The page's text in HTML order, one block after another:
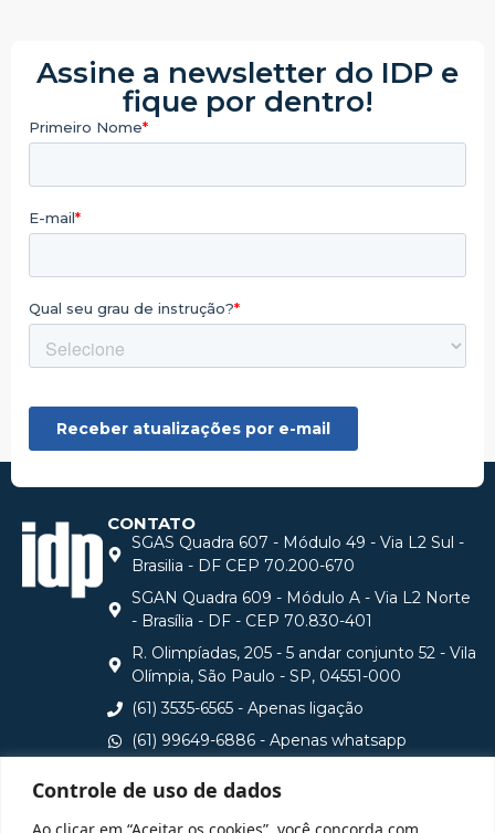
Controle de uso de dados
Ao clicar em “Aceitar os cookies”, você concorda com
Assine a newsletter do IDP e
fique por dentro!
CONTATO
SGAS Quadra 607 - Módulo 49 - Via L2 Sul -
Brasilia - DF CEP 70.200-670
SGAN Quadra 609 - Módulo A - Via L2 Norte
- Brasília - DF - CEP 70.830-401
R. Olimpíadas, 205 - 5 andar conjunto 52 - Vila
Olímpia, São Paulo - SP, 04551-000
(61) 3535-6565 - Apenas ligação
(61) 99649-6886 - Apenas whatsapp
Consulte aqui o cadastro da Instituição no Sistema e-